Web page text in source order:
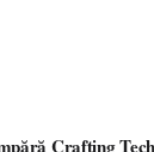
Crafting